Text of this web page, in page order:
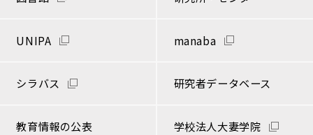
UNIPA manaba
シラバス 研究者データベース
教育情報の公表 学校法人大妻学院